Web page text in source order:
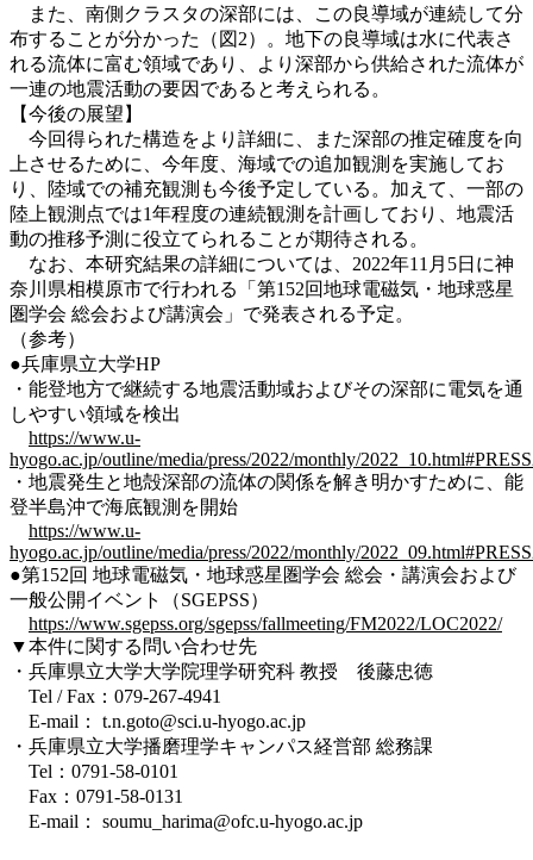
また、南側クラスタの深部には、この良導域が連続して分
布することが分かった（図2）。地下の良導域は水に代表さ
れる流体に富む領域であり、より深部から供給された流体が
一連の地震活動の要因であると考えられる。
【今後の展望】
今回得られた構造をより詳細に、また深部の推定確度を向
上させるために、今年度、海域での追加観測を実施してお
り、陸域での補充観測も今後予定している。加えて、一部の
陸上観測点では1年程度の連続観測を計画しており、地震活
動の推移予測に役立てられることが期待される。
なお、本研究結果の詳細については、2022年11月5日に神
奈川県相模原市で行われる「第152回地球電磁気・地球惑星
圏学会 総会および講演会」で発表される予定。
（参考）
●兵庫県立大学HP
・能登地方で継続する地震活動域およびその深部に電気を通
しやすい領域を検出
https://www.u-
hyogo.ac.jp/outline/media/press/2022/monthly/
・地震発生と地殻深部の流体の関係を解き明かすために、能
登半島沖で海底観測を開始
https://www.u-
hyogo.ac.jp/outline/media/press/2022/monthly/
●第152回 地球電磁気・地球惑星圏学会 総会・講演会および
一般公開イベント（SGEPSS）
https://www.sgepss.org/sgepss/fallmeeting/FM2022/LOC2022/
▼本件に関する問い合わせ先
・兵庫県立大学大学院理学研究科 教授 後藤忠徳
Tel / Fax：079-267-4941
E-mail： t.n.goto@sci.u-hyogo.ac.jp
・兵庫県立大学播磨理学キャンパス経営部 総務課
Tel：0791-58-0101
Fax：0791-58-0131
E-mail： soumu_harima@ofc.u-hyogo.ac.jp